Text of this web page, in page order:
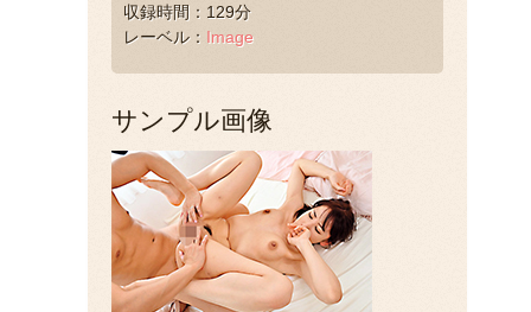
収録時間：129分
レーベル： Image
サンプル画像